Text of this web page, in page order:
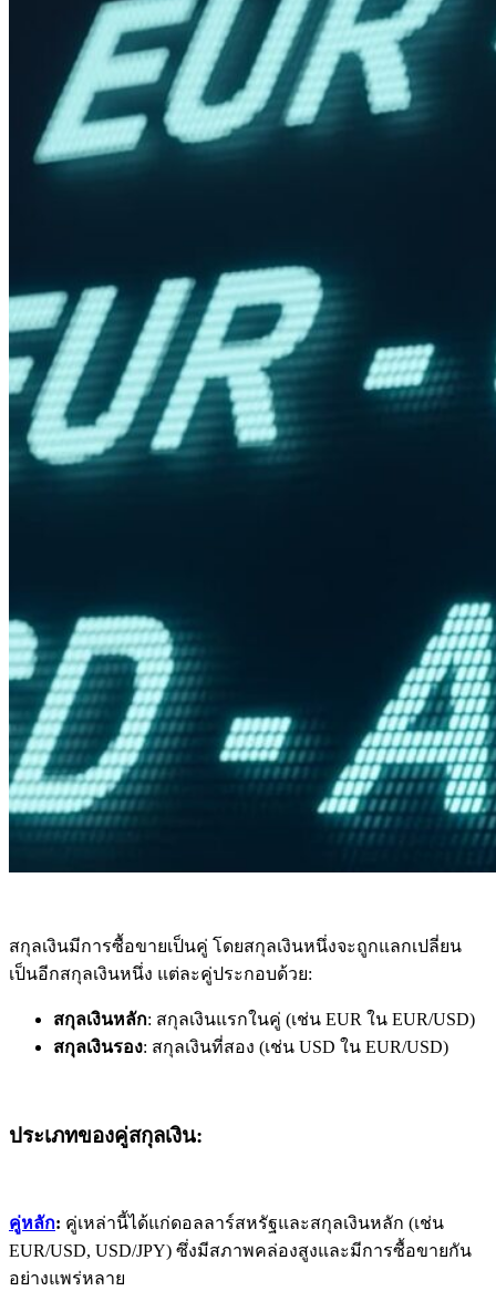
สกุลเงินมีการซื้อขายเป็นคู่ โดยสกุลเงินหนึ่งจะถูกแลกเปลี่ยน
เป็นอีกสกุลเงินหนึ่ง แต่ละคู่ประกอบด้วย:
สกุลเงินหลัก: สกุลเงินแรกในคู่ (เช่น EUR ใน EUR/USD)
สกุลเงินรอง: สกุลเงินที่สอง (เช่น USD ใน EUR/USD)
ประเภทของคู่สกุลเงิน:
คู่หลัก: คู่เหล่านี้ได้แก่ดอลลาร์สหรัฐและสกุลเงินหลัก (เช่น
EUR/USD, USD/JPY) ซึ่งมีสภาพคล่องสูงและมีการซื้อขายกัน
อย่างแพร่หลาย